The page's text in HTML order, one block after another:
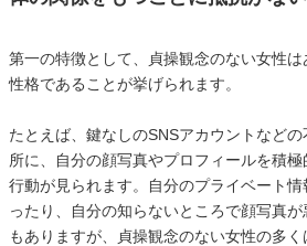
第一の特徴として、貞操観念のない女性
性格であることが挙げられます。
たとえば、鍵なしのSNSアカウントなど
所に、自分の顔写真やプロフィールを積
行動が見られます。自分のプライベート
ったり、自分の知らないところで顔写真
もありますが、貞操観念のない女性の多